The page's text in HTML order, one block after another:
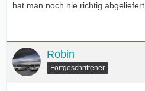
hat man noch nie richtig abgeliefert.
Robin
Fortgeschrittener